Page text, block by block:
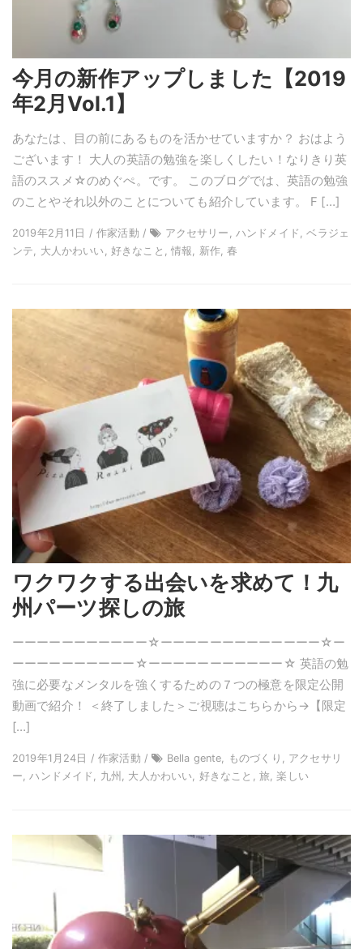
今月の新作アップしました【2019
年2月Vol.1】
あなたは、目の前にあるものを活かせていますか？ おはよう
ございます！ 大人の英語の勉強を楽しくしたい！なりきり英
語のススメ☆のめぐぺ。です。 このブログでは、英語の勉強
のことやそれ以外のことについても紹介しています。 F […]
2019年2月11日 / 作家活動 /
アクセサリー, ハンドメイド, ベラジェ
ンテ, 大人かわいい, 好きなこと, 情報, 新作, 春
ワクワクする出会いを求めて！九
州パーツ探しの旅
ーーーーーーーーーーー☆ーーーーーーーーーーーーー☆ー
ーーーーーーーーーー☆ーーーーーーーーーーー☆ 英語の勉
強に必要なメンタルを強くするための７つの極意を限定公開
動画で紹介！ ＜終了しました＞ご視聴はこちらから→【限定
[…]
2019年1月24日 / 作家活動 /
Bella gente, ものづくり, アクセサリ
ー, ハンドメイド, 九州, 大人かわいい, 好きなこと, 旅, 楽しい